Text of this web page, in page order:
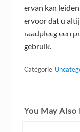
ervan kan
ervoor dat u
raadpleeg een
gebruik.
Catégorie:
You May Also